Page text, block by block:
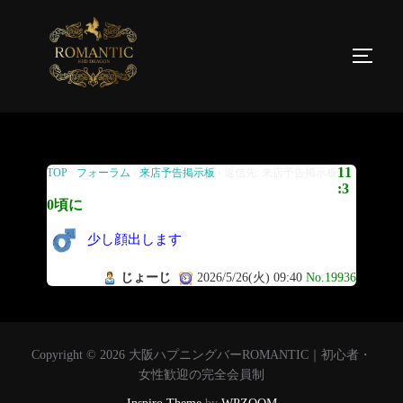
返信先: 来店予告掲示板
TOP フォーラム 来店予告掲示板
11
:3
0頃に
少し顔出します
じょーじ 2026/5/26(火) 09:40 No.19936
Copyright © 2026 大阪ハプニングバーROMANTIC｜初心者・
女性歓迎の完全会員制